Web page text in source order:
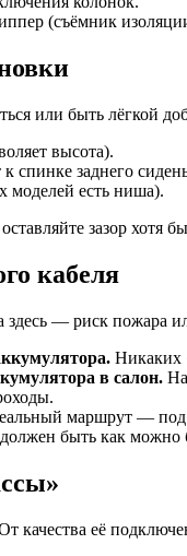
(съёмник
или быть лёгкой
высота).
спинке заднего
моделей есть ниша).
зазор хотя
кабеля
— риск пожара
Никаких
в салон.
маршрут — под
быть как можно
качества её